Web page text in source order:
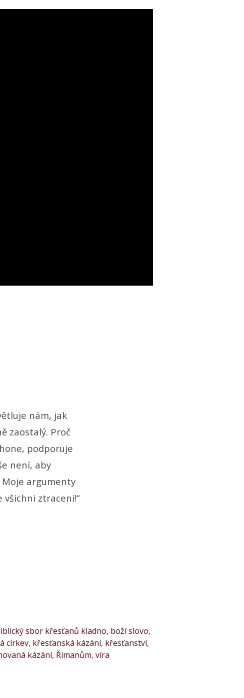
nám, jak
zaostalý. Proč
podporuje
není, aby
Moje argumenty
všichni ztraceni!“
sbor křesťanů kladno, boží slovo,
církev, křesťanská kázání, křesťanství,
kázání, Římanům, víra